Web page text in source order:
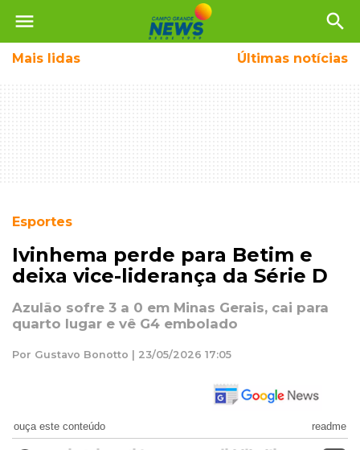
menu search
Mais lidas Últimas notícias
Esportes
Ivinhema perde para Betim e
deixa vice-liderança da Série D
Azulão sofre 3 a 0 em Minas Gerais, cai para
quarto lugar e vê G4 embolado
Por Gustavo Bonotto | 23/05/2026 17:05
ouça este conteúdo readme